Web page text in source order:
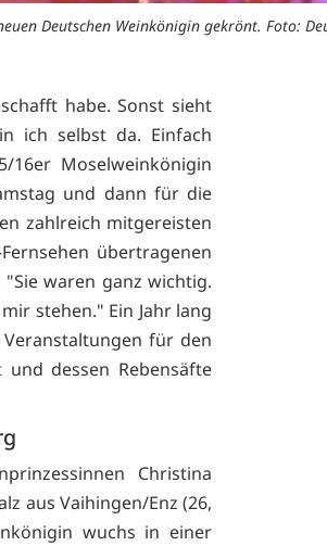
Deutschen Weinkönigin gekrönt. Foto:
habe. Sonst sieht
ich selbst da. Einfach
16er Moselweinkönigin
und dann für die
zahlreich mitgereisten
übertragenen
waren ganz wichtig.
stehen." Ein Jahr lang
für den
dessen Rebensäfte
Christina
aus Vaihingen/Enz (26,
wuchs in einer